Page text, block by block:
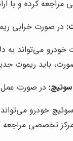
کرده و با
در صورت خرابی
خودرو می‌تواند به
باید ریموت
در صورت عمل
خودرو
تخصصی مراجعه